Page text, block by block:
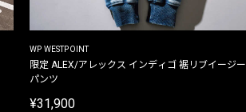
WP WESTPOINT
限定 ALEX/アレックス インディゴ 裾リブイージー
パンツ
¥31,900